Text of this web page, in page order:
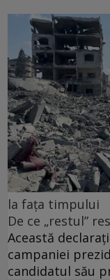
la fața timpului
De ce „restul”
Această
campaniei
candidatul său